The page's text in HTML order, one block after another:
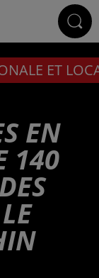
ET
EN
140